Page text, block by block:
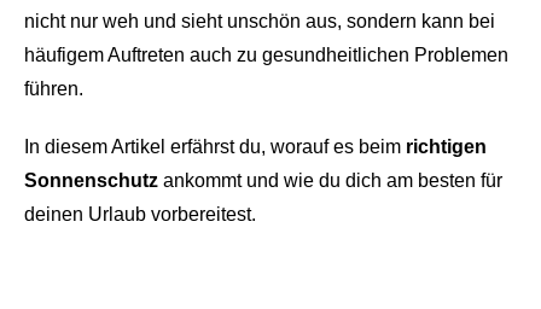
nicht nur weh und sieht unschön aus, sondern kann bei
häufigem Auftreten auch zu gesundheitlichen Problemen
führen.
In diesem Artikel erfährst du, worauf es beim richtigen
Sonnenschutz ankommt und wie du dich am besten für
deinen Urlaub vorbereitest.